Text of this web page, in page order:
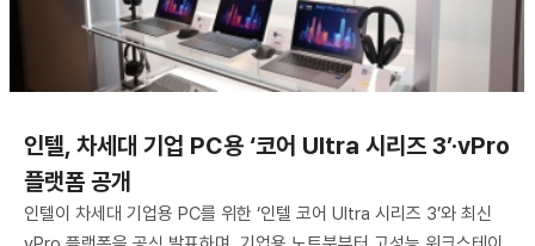
인텔, 차세대 기업 PC용 ‘코어 Ultra 시리즈 3’·vPro
플랫폼 공개
인텔이 차세대 기업용 PC를 위한 ‘인텔 코어 Ultra 시리즈 3’와 최신